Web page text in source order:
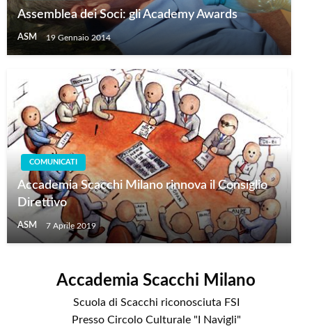
Assemblea dei Soci: gli Academy Awards
ASM 19 Gennaio 2014
COMUNICATI
Accademia Scacchi Milano rinnova il Consiglio
Direttivo
ASM 7 Aprile 2019
Accademia Scacchi Milano
Scuola di Scacchi riconosciuta FSI
Presso Circolo Culturale "I Navigli"